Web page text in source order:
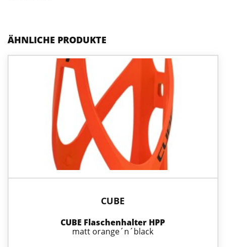
ÄHNLICHE PRODUKTE
CUBE
CUBE Flaschenhalter HPP
matt orange´n´black